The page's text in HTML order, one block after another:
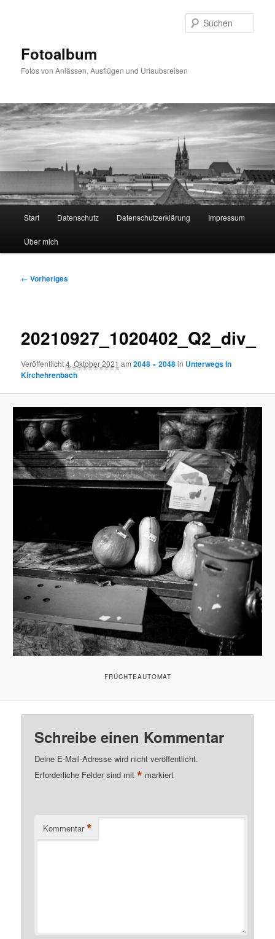
Fotoalbum
Fotos von Anlässen, Ausflügen und Urlaubsreisen
Start Datenschutz Datenschutzerklärung Impressum
Über mich
Bilder-
← Vorheriges
20210927_1020402_Q2_div_
Veröffentlicht4. Oktober 2021 am2048 × 2048in Unterwegs In
Kirchehrenbach
FRÜCHTEAUTOMAT
Schreibe einen Kommentar
Deine E-Mail-Adresse wird nicht veröffentlicht.
Erforderliche Felder sind mit* markiert
Kommentar *